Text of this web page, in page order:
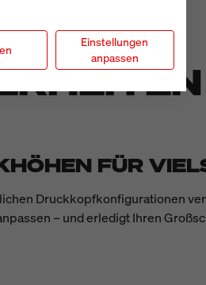
FÜR
Druckkopfkonfigurationen
– und erledigt Ihren
Einstellungen
anpassen